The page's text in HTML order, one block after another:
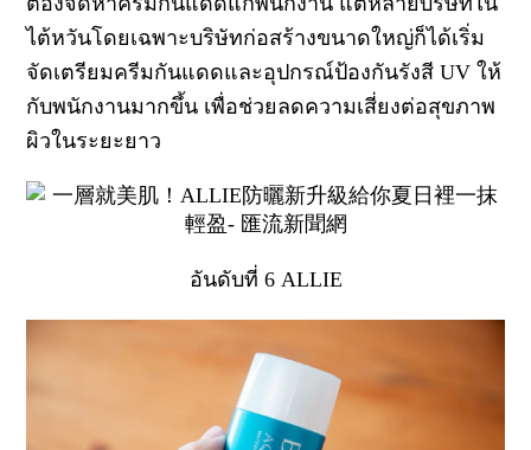
ไต้หวันโดยเฉพาะบริษัทก่อสร้างขนาดใหญ่ก็ได้เริ่ม
จัดเตรียมครีมกันแดดและอุปกรณ์ป้องกันรังสี UV ให้
กับพนักงานมากขึ้น เพื่อช่วยลดความเสี่ยงต่อสุขภาพ
ผิวในระยะยาว
อันดับที่ 6 ALLIE